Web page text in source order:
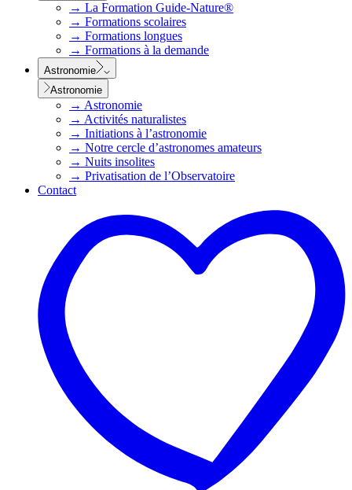
→ La Formation Guide-Nature®
→ Formations scolaires
→ Formations longues
→ Formations à la demande
Astronomie
Astronomie
→ Astronomie
→ Activités naturalistes
→ Initiations à l’astronomie
→ Notre cercle d’astronomes amateurs
→ Nuits insolites
→ Privatisation de l’Observatoire
Contact